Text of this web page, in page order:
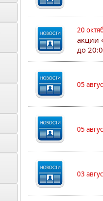
20
акции
до
05
05
03